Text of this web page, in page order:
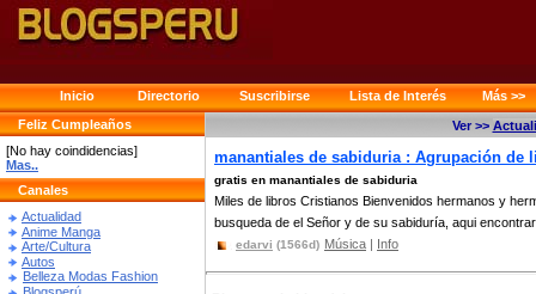
Inicio Directorio Suscribirse Lista de Interés
Más >>
Feliz Cumpleaños
[No hay coindidencias]
Mas..
Canales
Actualidad
Anime Manga
Arte/Cultura
Autos
Belleza Modas Fashion
Ver >>
manantiales de sabiduria : Agrupación de
gratis en manantiales de sabiduria
Miles de libros Cristianos Bienvenidos hermanos y
busqueda de el Señor y de su sabiduría, aqui
edarvi (1566d) Música | Info